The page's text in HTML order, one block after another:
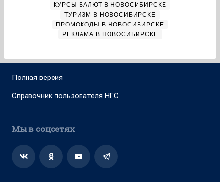
КУРСЫ ВАЛЮТ В НОВОСИБИРСКЕ
ТУРИЗМ В НОВОСИБИРСКЕ
ПРОМОКОДЫ В НОВОСИБИРСКЕ
РЕКЛАМА В НОВОСИБИРСКЕ
Полная версия
Справочник пользователя НГС
Мы в соцсетях